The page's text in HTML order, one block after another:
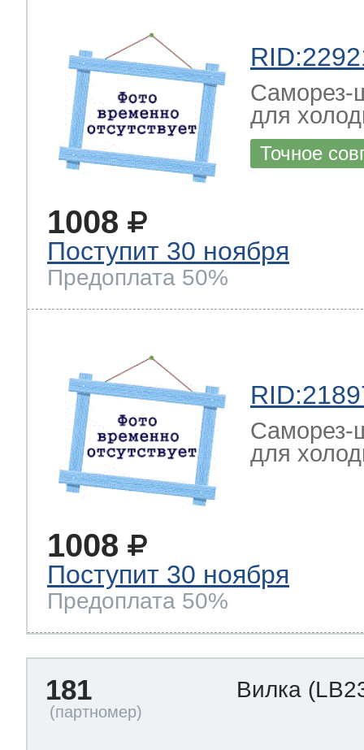
Саморез-
для
Точное
1008
Поступит 30 ноября
Предоплата 50%
Саморез-
для
1008
Поступит 30 ноября
Предоплата 50%
181 Вилка